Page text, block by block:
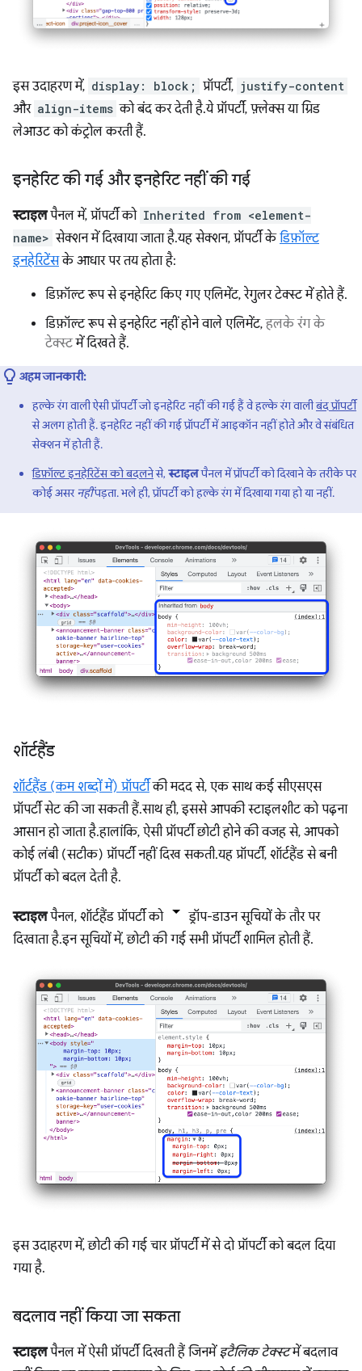
इस उदाहरण में, display: block; प्रॉपर्टी, justify-content
और align-items को बंद कर देती है. ये प्रॉपर्टी, फ़्लेक्स या ग्रिड
लेआउट को कंट्रोल करती हैं.
इनहेरिट की गई और इनहेरिट नहीं की गई
स्टाइलपैनल में, प्रॉपर्टी को Inherited from <element-
name> सेक्शन में दिखाया जाता है. यह सेक्शन, प्रॉपर्टी केडिफ़ॉल्ट
इनहेरिटेंसके आधार पर तय होता है:
डिफ़ॉल्ट रूप से इनहेरिट किए गए एलिमेंट, रेगुलर टेक्स्ट में होते हैं.
डिफ़ॉल्ट रूप से इनहेरिट नहीं होने वाले एलिमेंट,हलके रंग के
टेक्स्टमें दिखते हैं.
अहम जानकारी:
हल्के रंग वाली ऐसी प्रॉपर्टी जो इनहेरिट नहीं की गई हैं वे हल्के रंग वालीबंद प्रॉपर्टी
से अलग होती हैं. इनहेरिट नहीं की गई प्रॉपर्टी में आइकॉन नहीं होते और वे संबंधित
सेक्शन में होती हैं.
डिफ़ॉल्ट इनहेरिटेंस को बदलनेसे, स्टाइलपैनल में प्रॉपर्टी को दिखाने के तरीके पर
कोई असरनहींपड़ता. भले ही, प्रॉपर्टी को हल्के रंग में दिखाया गया हो या नहीं.
शॉर्टहैंड
शॉर्टहैंड (कम शब्दों में) प्रॉपर्टीकी मदद से, एक साथ कई सीएसएस
प्रॉपर्टी सेट की जा सकती हैं. साथ ही, इससे आपकी स्टाइलशीट को पढ़ना
आसान हो जाता है. हालांकि, ऐसी प्रॉपर्टी छोटी होने की वजह से, आपको
कोई लंबी (सटीक) प्रॉपर्टी नहीं दिख सकती. यह प्रॉपर्टी, शॉर्टहैंड से बनी
प्रॉपर्टी को बदल देती है.
स्टाइलपैनल, शॉर्टहैंड प्रॉपर्टी को
ड्रॉप-डाउन सूचियों के तौर पर
दिखाता है. इन सूचियों में, छोटी की गई सभी प्रॉपर्टी शामिल होती हैं.
इस उदाहरण में, छोटी की गई चार प्रॉपर्टी में से दो प्रॉपर्टी को बदल दिया
गया है.
बदलाव नहीं किया जा सकता
स्टाइलपैनल में ऐसी प्रॉपर्टी दिखती हैं जिनमें इटैलिक टेक्स्टमें बदलाव